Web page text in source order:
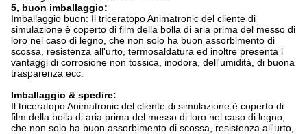
5, buon imballaggio:
Imballaggio buon: Il triceratopo Animatronic del cliente di
simulazione è coperto di film della bolla di aria prima del messo di
loro nel caso di legno, che non solo ha buon assorbimento di
scossa, resistenza all'urto, termosaldatura ed inoltre presenta i
vantaggi di corrosione non tossica, inodora, dell'umidità, di buona
trasparenza ecc.
Imballaggio & spedire:
Il triceratopo Animatronic del cliente di simulazione è coperto di
film della bolla di aria prima del messo di loro nel caso di legno,
che non solo ha buon assorbimento di scossa, resistenza all'urto,